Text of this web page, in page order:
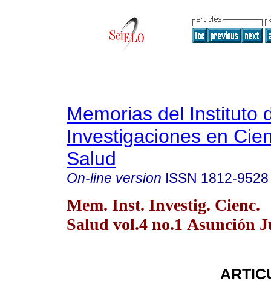
Memorias del Instituto
Investigaciones en
Salud
On-line version ISSN 1812-9528
Mem. Inst. Investig. Cienc.
Salud vol.4 no.1 Asunción